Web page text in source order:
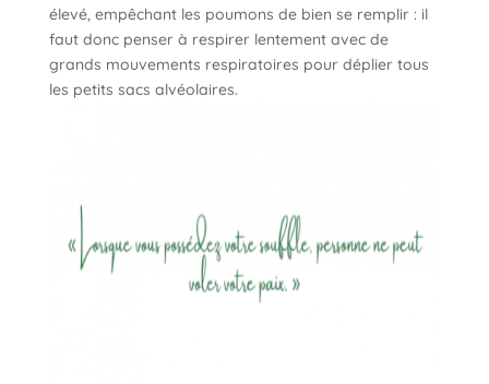
élevé, empêchant les poumons de bien se remplir : il
faut donc penser à respirer lentement avec de
grands mouvements respiratoires pour déplier tous
les petits sacs alvéolaires.